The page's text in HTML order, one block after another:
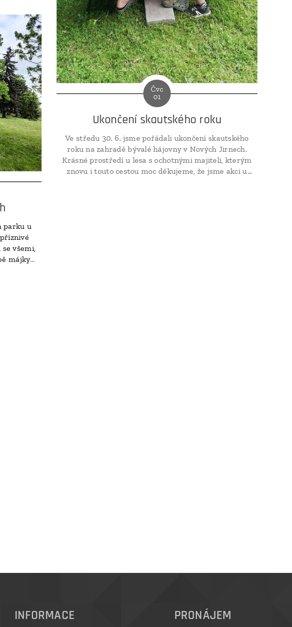
Čvc
01
Ukončení skautského roku
Ve středu 30. 6. jsme pořádali ukončení skautského
roku na zahradě bývalé hájovny v Nových Jirnech.
Krásné prostředí u lesa s ochotnými majiteli, kterým
znovu i touto cestou moc děkujeme, že jsme akci u
parku u
všemi,
májky a
INFORMACE
PRONÁJEM